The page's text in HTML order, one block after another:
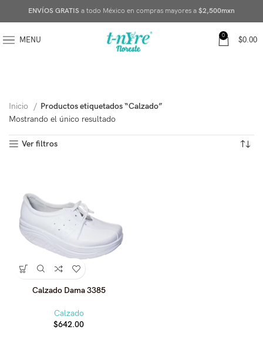
ENVÍOS GRATIS a todo México en compras mayores a $2,500mxn
MENU 0 $0.00
Inicio
Productos etiquetados “Calzado”
Mostrando el único resultado
Ver filtros
Calzado Dama 3385
Calzado
$642.00